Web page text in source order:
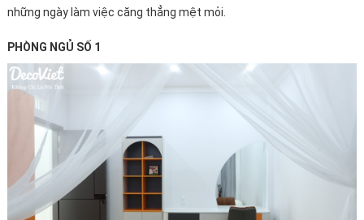
những ngày làm việc căng thẳng mệt mỏi.
PHÒNG NGỦ SỐ 1